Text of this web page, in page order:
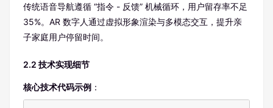
传统语音导航遵循 “指令 - 反馈” 机械循环，用户留存率不足
35%。AR 数字人通过虚拟形象渲染与多模态交互，提升亲
子家庭用户停留时间。
2.2 技术实现细节
核心技术代码示例 ：